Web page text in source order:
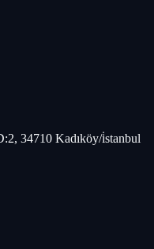
34710 Kadıköy/i̇stanbul